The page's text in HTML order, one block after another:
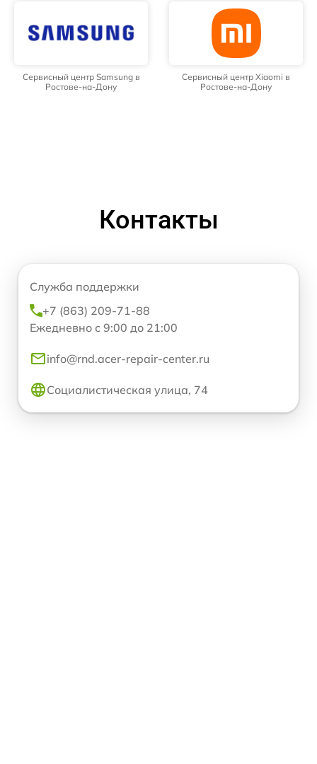
Сервисный центр Samsung в
Ростове-на-Дону
Сервисный центр Xiaomi в
Ростове-на-Дону
Контакты
Служба поддержки
+7 (863) 209-71-88
Ежедневно с 9:00 до 21:00
info@rnd.acer-repair-center.ru
Социалистическая улица, 74